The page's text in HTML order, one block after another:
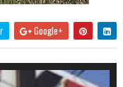
Google+